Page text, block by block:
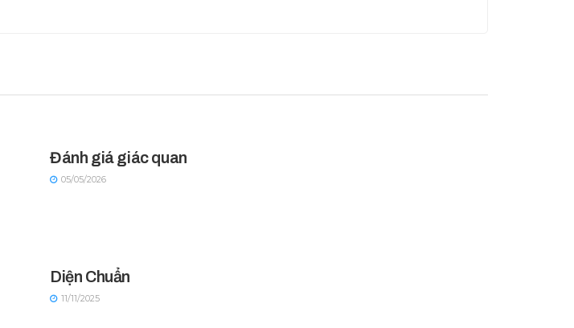
Đánh giá giác quan
05/05/2026
Diện Chuẩn
11/11/2025